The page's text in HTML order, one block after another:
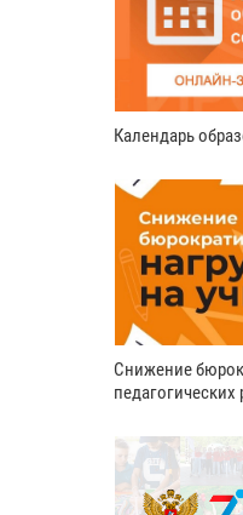
Календарь
Снижение
педагогических